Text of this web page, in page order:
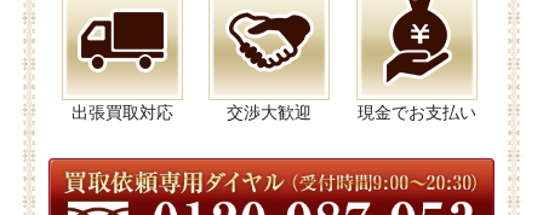
出張買取対応 交渉大歓迎 現金でお支払い